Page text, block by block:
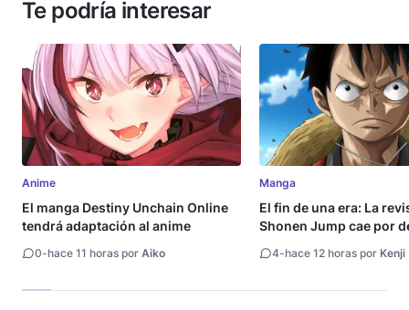
Te podría interesar
Anime
El manga Destiny Unchain Online
tendrá adaptación al anime
0-hace 11 horas por Aiko
Manga
El fin de una era: La
Shonen Jump cae por
4-hace 12 horas por Kenji